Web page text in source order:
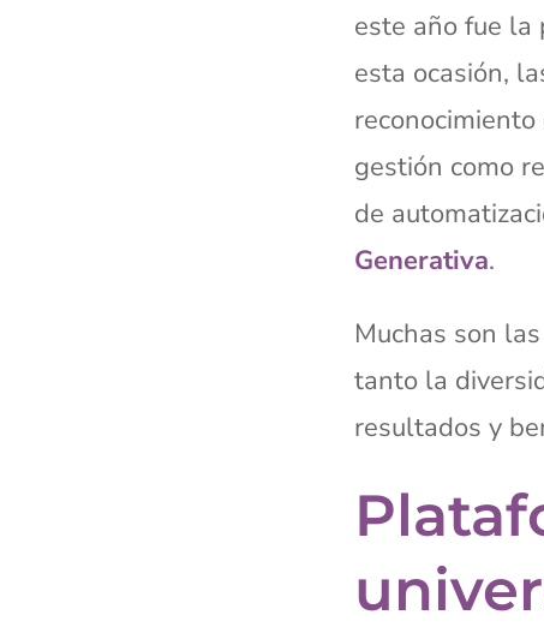
este año fue la
esta ocasión,
gestión como
de
Generativa.
Muchas son
tanto la
resultados y